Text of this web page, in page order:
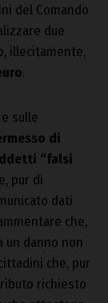
del Comando
due
illecitamente,
.
e sulle
di
“falsi
pur di
dati
che,
danno non
che, pur
richiesto